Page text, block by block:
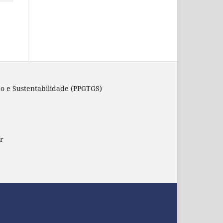
e Sustentabilidade (PPGTGS)